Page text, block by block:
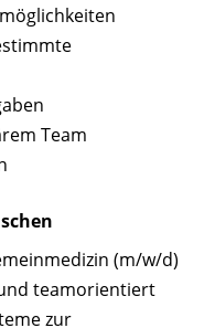
Team
(m/w/d)
teamorientiert
zur